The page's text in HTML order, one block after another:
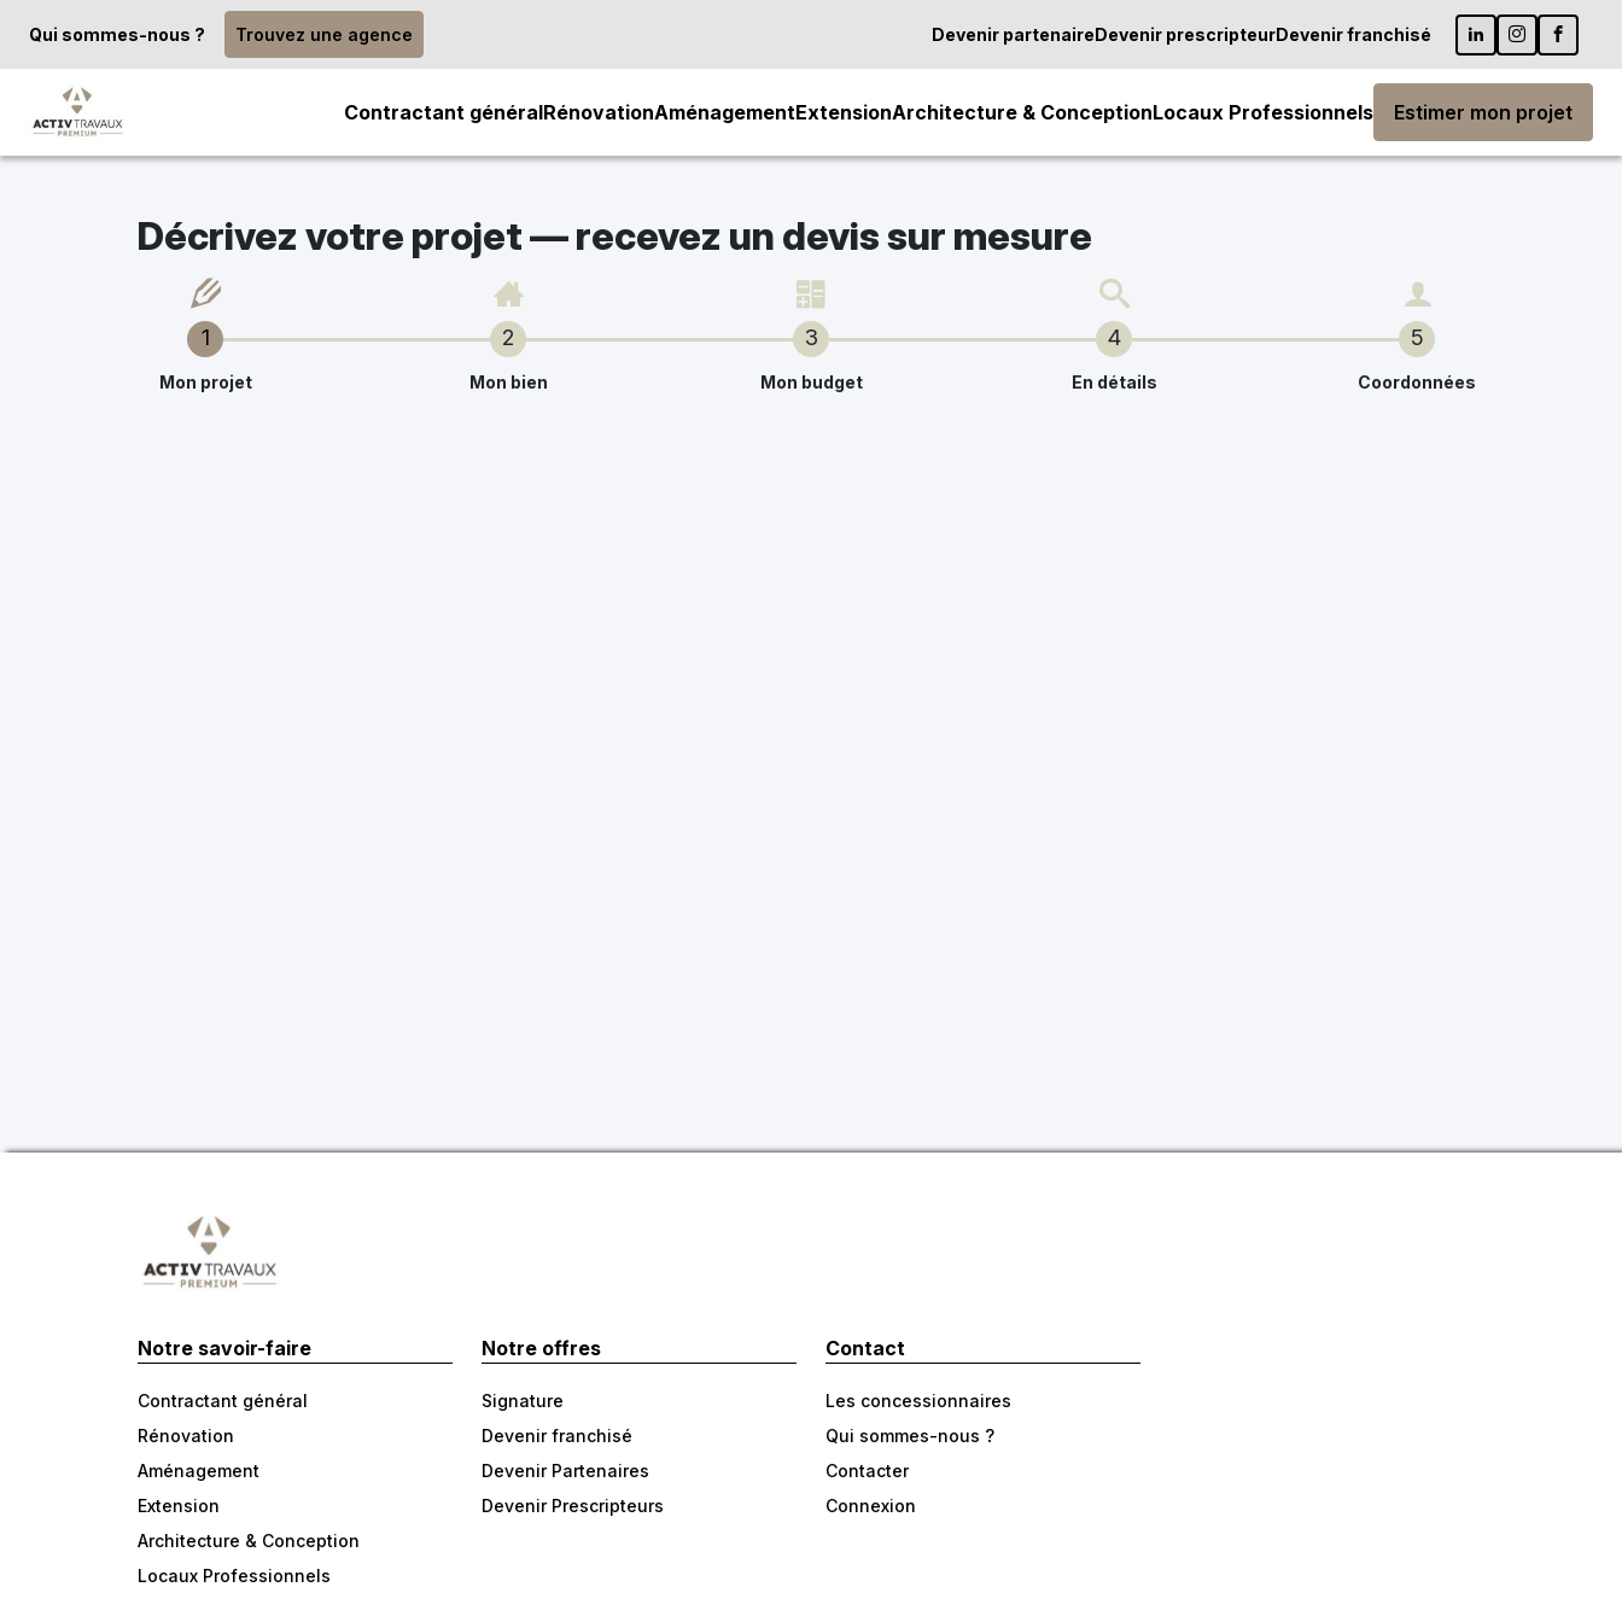
Qui sommes-nous ? Trouvez une agence Devenir partenaireDevenir prescripteurDevenir franchisé
Contractant généralRénovationAménagementExtensionArchitecture & ConceptionLocaux Professionnels Estimer mon projet
Décrivez votre projet — recevez un devis sur mesure
1
Mon projet
2
Mon bien
3
Mon budget
4
En détails
5
Coordonnées
Notre savoir-faire
Contractant général
Rénovation
Aménagement
Extension
Architecture & Conception
Locaux Professionnels
Notre offres
Signature
Devenir franchisé
Devenir Partenaires
Devenir Prescripteurs
Contact
Les concessionnaires
Qui sommes-nous ?
Contacter
Connexion